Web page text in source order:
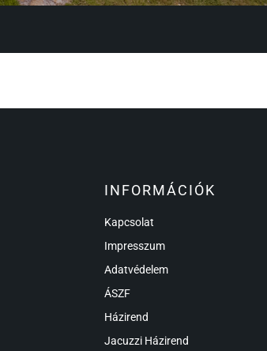
INFORMÁCIÓK
Kapcsolat
Impresszum
Adatvédelem
ÁSZF
Házirend
Jacuzzi Házirend